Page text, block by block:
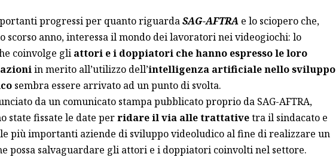
progressi per quanto riguardaSAG-AFTRA e lo sciopero che,
scorso anno, interessa il mondo dei lavoratori nei videogiochi: lo
coinvolge gliattori e i doppiatori che hanno espresso le loro
in merito all’utilizzo dell’intelligenza artificiale nello sviluppo
sembra essere arrivato ad un punto di svolta.
daun comunicato stampapubblicato proprio da SAG-AFTRA,
state fissate le date perridare il via alle trattativetra il sindacato e
più importanti aziende di sviluppo videoludico al fine di realizzare un
possa salvaguardare gli attori e i doppiatori coinvolti nel settore.